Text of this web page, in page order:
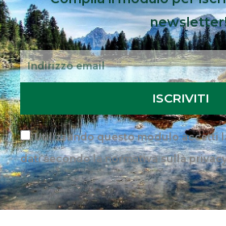
Email
Privacy
Utilizzando questo modulo accetti
dati secondo lanormativa sulla
ISCRIVITI